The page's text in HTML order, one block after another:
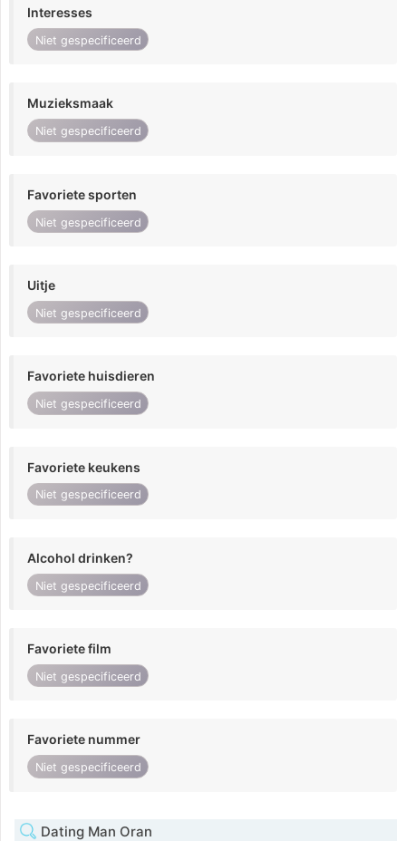
Interesses
Niet gespecificeerd
Muzieksmaak
Niet gespecificeerd
Favoriete sporten
Niet gespecificeerd
Uitje
Niet gespecificeerd
Favoriete huisdieren
Niet gespecificeerd
Favoriete keukens
Niet gespecificeerd
Alcohol drinken?
Niet gespecificeerd
Favoriete film
Niet gespecificeerd
Favoriete nummer
Niet gespecificeerd
Dating Man Oran